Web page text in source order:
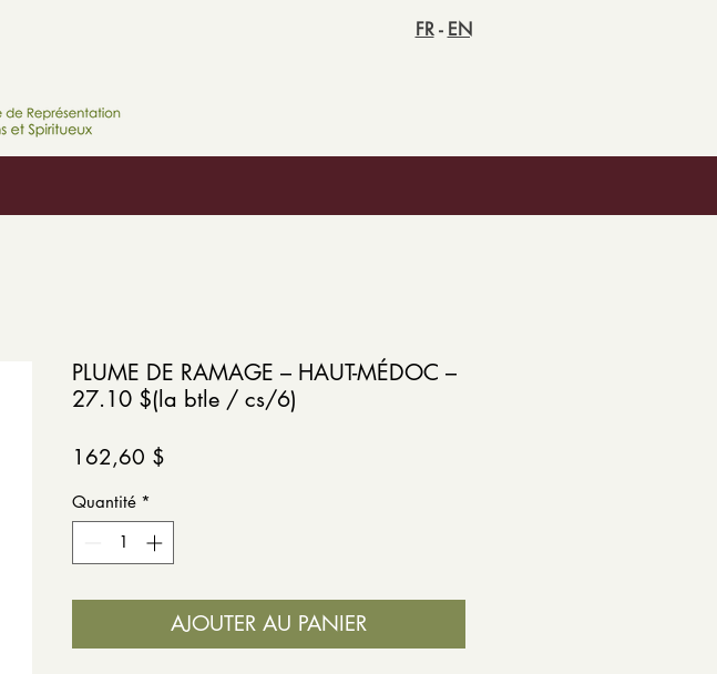
FR- EN
PLUME DE RAMAGE – HAUT-MÉDOC –
27.10 $(la btle / cs/6)
162,60 $
Quantité *
AJOUTER AU PANIER